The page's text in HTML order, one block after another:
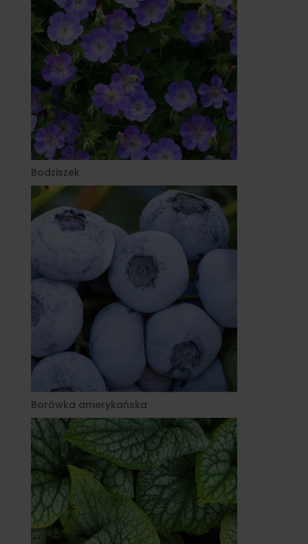
Bodziszek
Borówka amerykańska